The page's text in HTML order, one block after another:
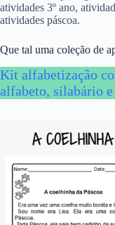
atividades 3º ano,
atividades páscoa.
Que tal uma coleção de
Kit alfabetização
alfabeto, silabário